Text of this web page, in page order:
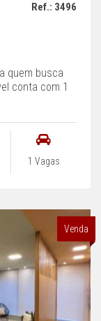
Ref.: 3496
quem busca
conta com 1
1 Vagas
Venda